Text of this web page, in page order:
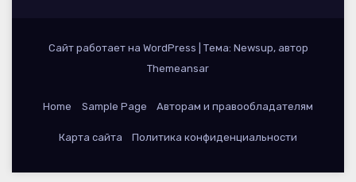
Сайт работает на WordPress
Тема: Newsup, автор
Themeansar
Home Sample Page Авторам и правообладателям
Карта сайта Политика конфиденциальности